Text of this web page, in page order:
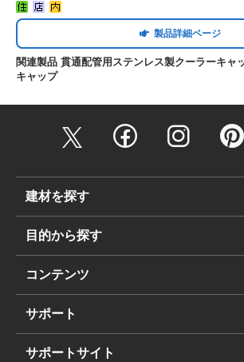
製品詳細ページ
関連製品 貫通配管用ステンレス製クーラーキャ
キャップ
建材を探す
目的から探す
コンテンツ
サポート
サポートサイト